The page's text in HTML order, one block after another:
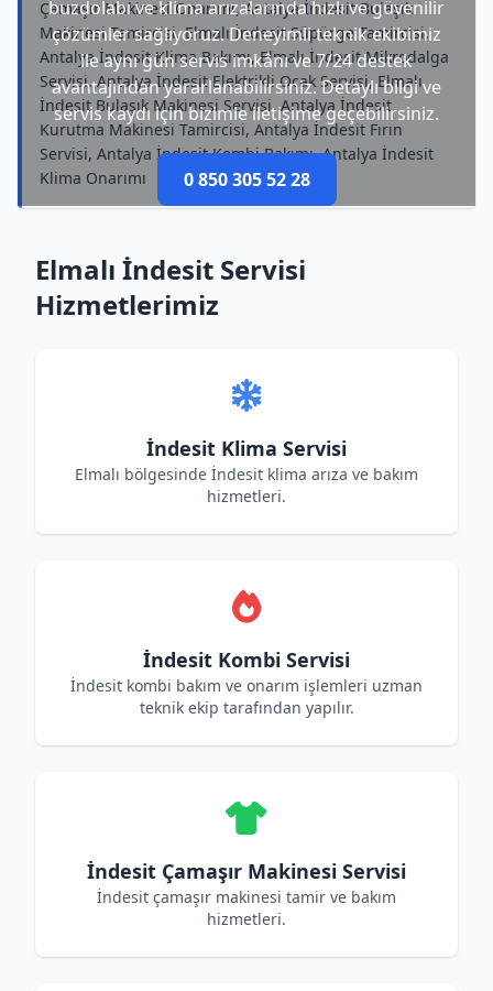
buzdolabı ve klima arızalarında hızlı ve güvenilir
çözümler sağlıyoruz. Deneyimli teknik ekibimiz
ile aynı gün servis imkânı ve 7/24 destek
avantajından yararlanabilirsiniz. Detaylı bilgi ve
servis kaydı için bizimle iletişime geçebilirsiniz.
0 850 305 52 28
Çamaşır Makinesi Onarımı, Antalya İndesit Bulaşık
Makinesi Tamircisi, Elmalı İndesit Süpürge Tamircisi,
Antalya İndesit Klima Bakımı, Elmalı İndesit Mikrodalga
Servisi, Antalya İndesit Elektrikli Ocak Servisi, Elmalı
İndesit Bulaşık Makinesi Servisi, Antalya İndesit
Kurutma Makinesi Tamircisi, Antalya İndesit Fırın
Servisi, Antalya İndesit Kombi Bakımı, Antalya İndesit
Klima Onarımı
Elmalı İndesit Servisi
Hizmetlerimiz
İndesit Klima Servisi
Elmalı bölgesinde İndesit klima arıza ve bakım
hizmetleri.
İndesit Kombi Servisi
İndesit kombi bakım ve onarım işlemleri uzman
teknik ekip tarafından yapılır.
İndesit Çamaşır Makinesi Servisi
İndesit çamaşır makinesi tamir ve bakım
hizmetleri.